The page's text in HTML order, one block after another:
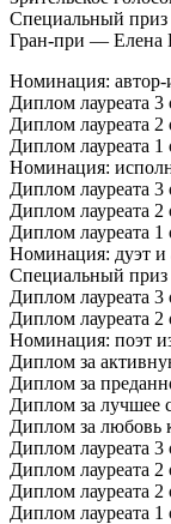
Специальный приз
Гран-при — Елена
Номинация: автор-
Диплом лауреата
Диплом лауреата
Диплом лауреата
Номинация:
Диплом лауреата
Диплом лауреата
Диплом лауреата
Номинация: дуэт и
Специальный
Диплом лауреата
Диплом лауреата
Номинация: поэт
Диплом за
Диплом за
Диплом за лучшее
Диплом за любовь
Диплом лауреата
Диплом лауреата
Диплом лауреата
Диплом лауреата